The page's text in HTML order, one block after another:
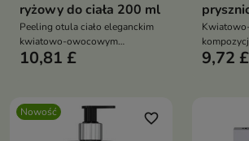
ryżowy do ciała 200 ml
Peeling otula ciało eleganckim
kwiatowo-owocowym
zapachem, zamieniając
10,81 £
ciało
9,72 £
Nowość favorite_border